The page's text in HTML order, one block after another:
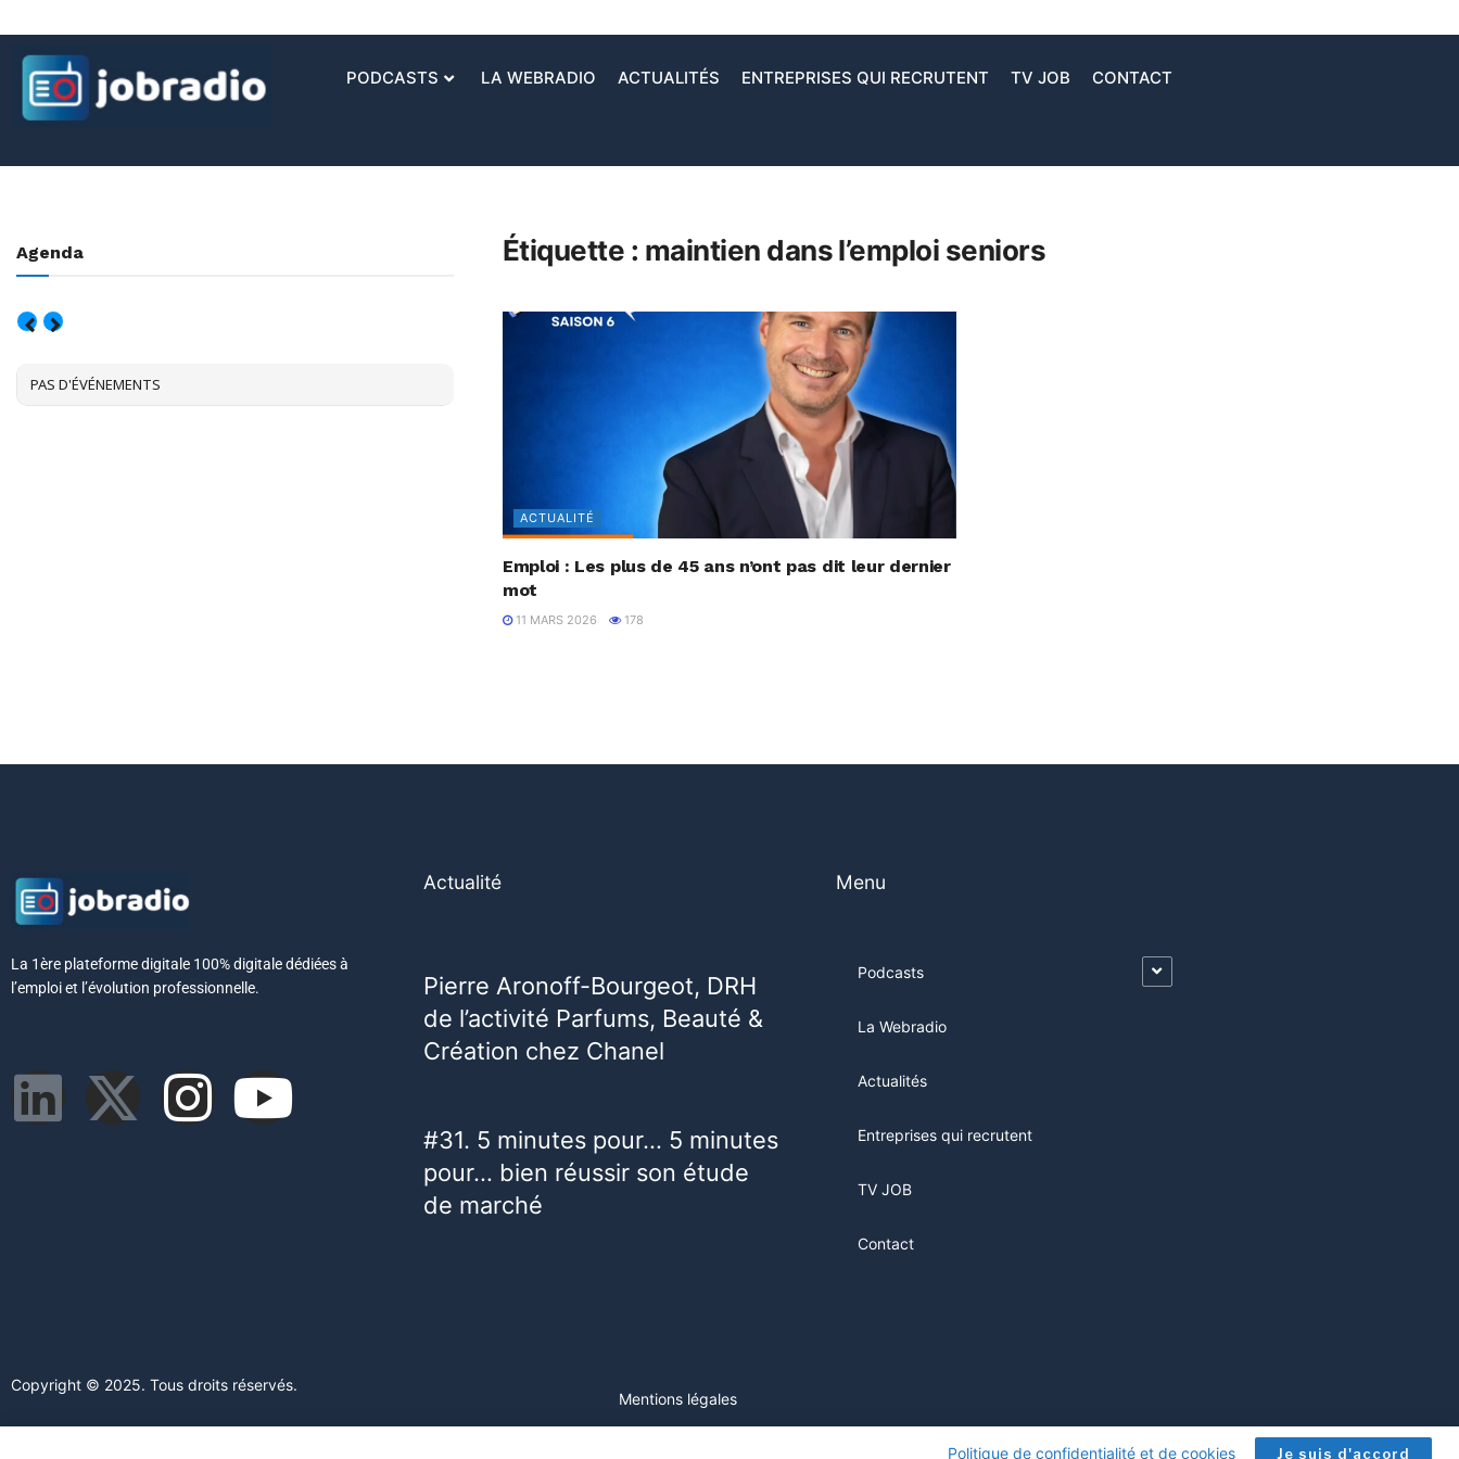
PODCASTS LA WEBRADIO ACTUALITÉS ENTREPRISES QUI RECRUTENT TV JOB CONTACT
Étiquette : maintien dans l’emploi seniors
ACTUALITÉ
Emploi : Les plus de 45 ans n’ont pas dit leur dernier
mot
11 MARS 2026 178
Agenda
PAS D'ÉVÉNEMENTS
Politique de confidentialité et de cookies Je suis d'accord
La 1ère plateforme digitale 100% digitale dédiées à
l’emploi et l’évolution professionnelle.
Actualité
Pierre Aronoff-Bourgeot, DRH
de l’activité Parfums, Beauté &
Création chez Chanel
#31. 5 minutes pour… 5 minutes
pour… bien réussir son étude
de marché
Menu
Podcasts
La Webradio
Actualités
Entreprises qui recrutent
TV JOB
Contact
Copyright © 2025. Tous droits réservés.
Mentions légales